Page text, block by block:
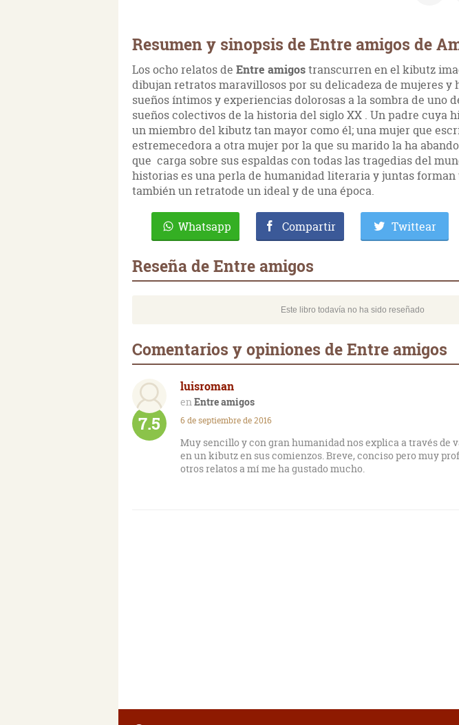
Resumen y sinopsis de Entre amigos de
Los ocho relatos de Entre amigostranscurren en el kibutz
dibujan retratos maravillosos por su delicadeza de mujeres y
sueños íntimos y experiencias dolorosas a la sombra de uno
sueños colectivos de la historia del siglo XX . Un padre cuya
un miembro del kibutz tan mayor como él; una mujer que
estremecedora a otra mujer por la que su marido la ha
que carga sobre sus espaldas con todas las tragedias del
historias es una perla de humanidad literaria y juntas forman
también un retratode un ideal y de una época.
Whatsapp Compartir Twittear
Reseña de Entre amigos
Este libro todavía no ha sido reseñado
Comentarios y opiniones de Entre amigos
luisroman
Entre amigos
7.5 6 de septiembre de 2016
Muy sencillo y con gran humanidad nos explica a través de
en un kibutz en sus comienzos. Breve, conciso pero muy
otros relatos a mí me ha gustado mucho.